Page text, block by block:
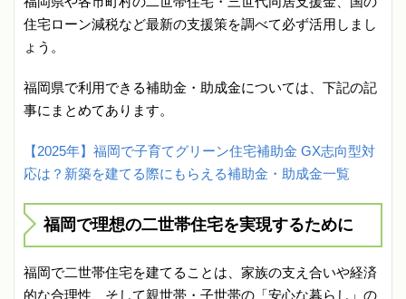
住宅ローン減税など最新の支援策を調べて必ず活用しまし
ょう。
福岡県で利用できる補助金・助成金については、下記の記
事にまとめてあります。
【2025年】福岡で子育てグリーン住宅補助金 GX志向型対
応は？新築を建てる際にもらえる補助金・助成金一覧
福岡で理想の二世帯住宅を実現するために
福岡で二世帯住宅を建てることは、家族の支え合いや経済
的な合理性、そして親世帯・子世帯の「安心な暮らし」の